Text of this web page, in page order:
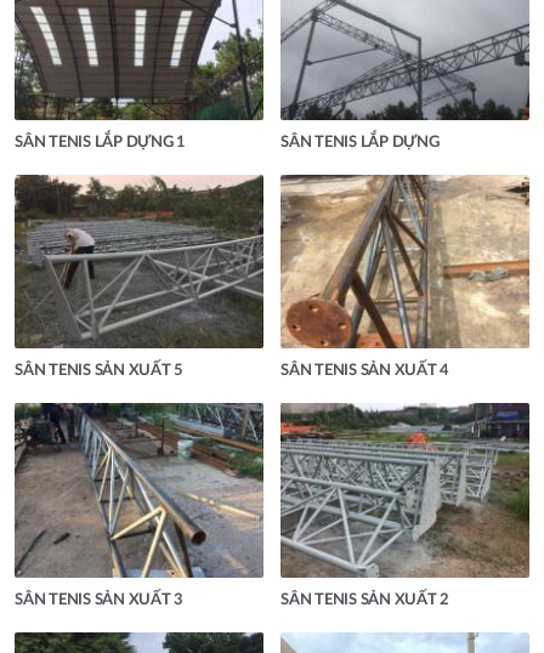
SÂN TENIS LẮP DỰNG 1 SÂN TENIS LẮP DỰNG
SÂN TENIS SẢN XUẤT 5 SÂN TENIS SẢN XUẤT 4
SÂN TENIS SẢN XUẤT 3 SÂN TENIS SẢN XUẤT 2